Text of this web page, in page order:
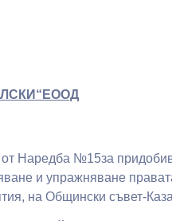
от Наредба №15за
и упражняване
на Общински съвет-